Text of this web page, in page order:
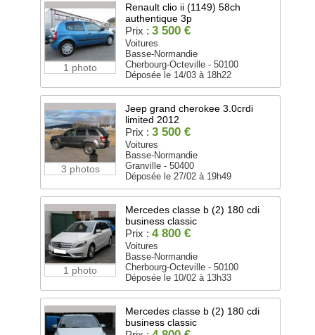
1 photo
Renault clio ii (1149) 58ch
authentique 3p
Prix : 3 500 €
Voitures
Basse-Normandie
Cherbourg-Octeville - 50100
Déposée le 14/03 à 18h22
3 photos
Jeep grand cherokee 3.0crdi
limited 2012
Prix : 3 500 €
Voitures
Basse-Normandie
Granville - 50400
Déposée le 27/02 à 19h49
1 photo
Mercedes classe b (2) 180 cdi
business classic
Prix : 4 800 €
Voitures
Basse-Normandie
Cherbourg-Octeville - 50100
Déposée le 10/02 à 13h33
Mercedes classe b (2) 180 cdi
business classic